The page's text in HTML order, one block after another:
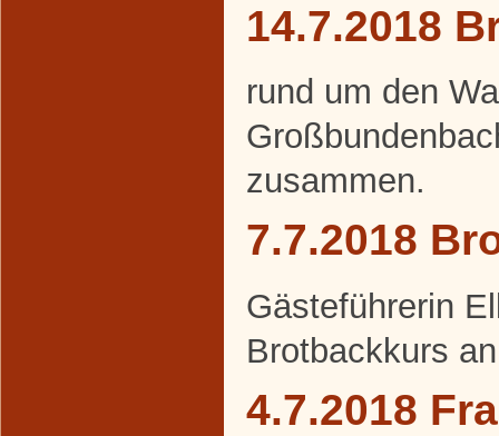
14.7.2018
rund um den
zusammen.
7.7.2018
Gästeführerin
Brotbackkurs
4.7.2018